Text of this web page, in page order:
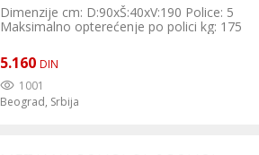
Dimenzije cm: D:90xŠ:40xV:190 Police: 5
Maksimalno opterećenje po polici kg: 175
kg: 13.1
5.160 DIN
1001
Beograd, Srbija